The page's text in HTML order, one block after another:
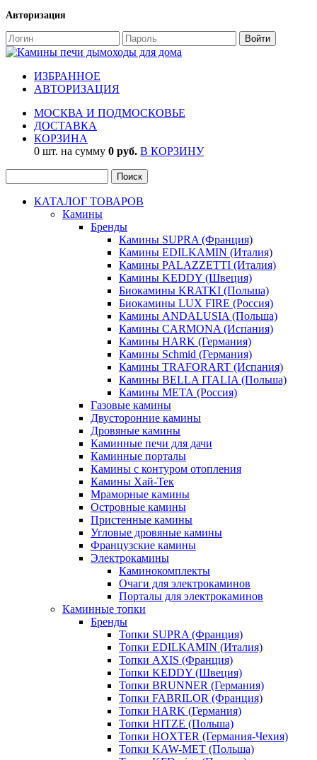
Авторизация
ИЗБРАННОЕ
АВТОРИЗАЦИЯ
МОСКВА И ПОДМОСКОВЬЕ
ДОСТАВКА
КОРЗИНА
0 шт. на сумму 0 руб. В КОРЗИНУ
КАТАЛОГ ТОВАРОВ
Камины
Бренды
Камины SUPRA (Франция)
Камины EDILKAMIN (Италия)
Камины PALAZZETTI (Италия)
Камины KEDDY (Швеция)
Биокамины KRATKI (Польша)
Биокамины LUX FIRE (Россия)
Камины ANDALUSIA (Польша)
Камины CARMONA (Испания)
Камины HARK (Германия)
Камины Schmid (Германия)
Камины TRAFORART (Испания)
Камины BELLA ITALIA (Польша)
Камины МЕТА (Россия)
Газовые камины
Двусторонние камины
Дровяные камины
Каминные печи для дачи
Каминные порталы
Камины с контуром отопления
Камины Хай-Тек
Мраморные камины
Островные камины
Пристенные камины
Угловые дровяные камины
Французские камины
Электрокамины
Каминокомплекты
Очаги для электрокаминов
Порталы для электрокаминов
Каминные топки
Бренды
Топки SUPRA (Франция)
Топки EDILKAMIN (Италия)
Топки AXIS (Франция)
Топки KEDDY (Швеция)
Топки BRUNNER (Германия)
Топки FABRILOR (Франция)
Топки HARK (Германия)
Топки HITZE (Польша)
Топки HOXTER (Германия-Чехия)
Топки KAW-MET (Польша)